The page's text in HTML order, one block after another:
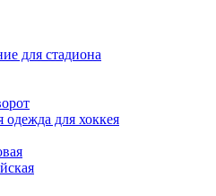
для стадиона
одежда для хоккея